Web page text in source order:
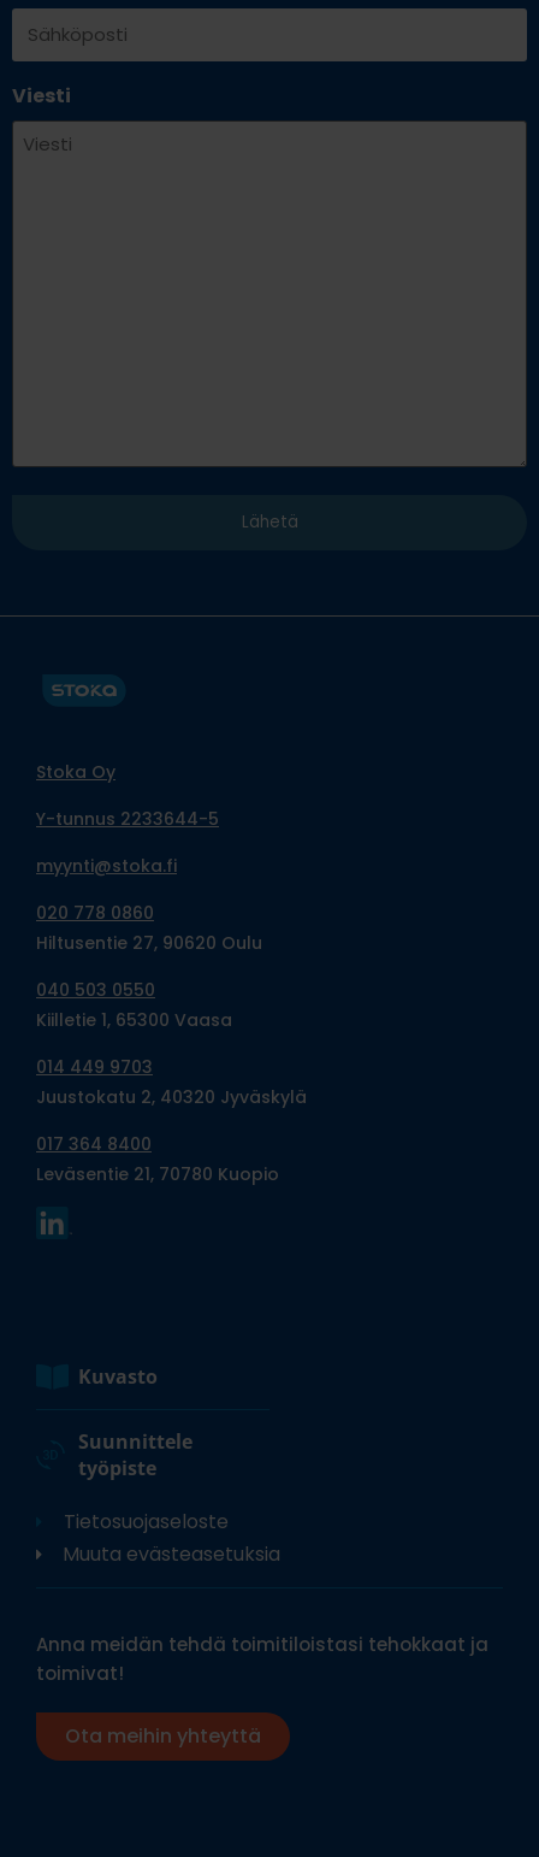
Viesti
Stoka Oy
Y-tunnus 2233644-5
myynti@stoka.fi
020 778 0860
Hiltusentie 27, 90620 Oulu
040 503 0550
Kiilletie 1, 65300 Vaasa
014 449 9703
Juustokatu 2, 40320 Jyväskylä
017 364 8400
Leväsentie 21, 70780 Kuopio
Kuvasto
Suunnittele
työpiste
Tietosuojaseloste
Muuta evästeasetuksia
Anna meidän tehdä toimitiloistasi tehokkaat ja
toimivat!
Ota meihin yhteyttä